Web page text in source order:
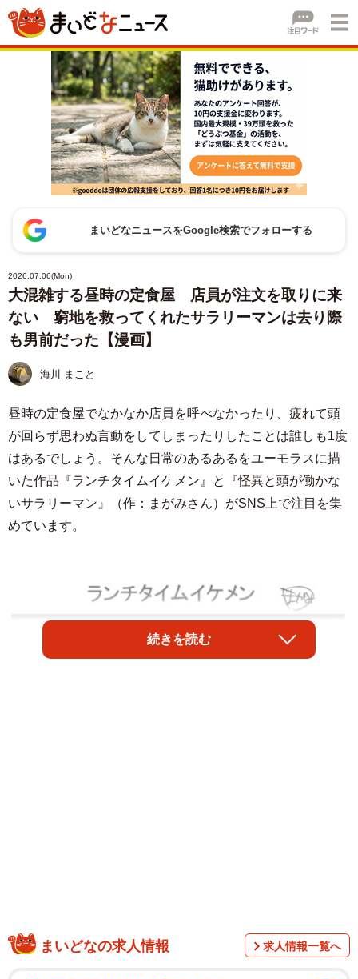
まいどなニュースをGoogle検索でフォローする
2026.07.06(Mon)
大混雑する昼時の定食屋 店員が注文を取りに来
ない 窮地を救ってくれたサラリーマンは去り際
も男前だった【漫画】
海川 まこと
昼時の定食屋でなかなか店員を呼べなかったり、疲れて頭
が回らず思わぬ言動をしてしまったりしたことは誰しも1度
はあるでしょう。そんな日常のあるあるをユーモラスに描
いた作品『ランチタイムイケメン』と『怪異と頭が働かな
いサラリーマン』（作：まがみさん）がSNS上で注目を集
めています。
続きを読む
まいどなの求人情報 求人情報一覧へ